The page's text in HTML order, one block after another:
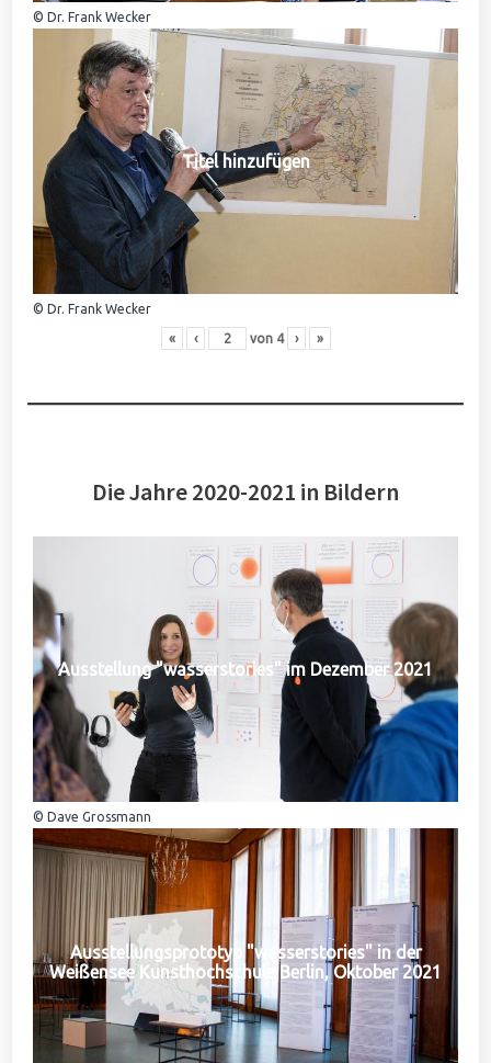
© Dr. Frank Wecker
Titel hinzufügen
© Dr. Frank Wecker
« ‹ von 4 › »
Die Jahre 2020-2021 in Bildern
Ausstellung "wasserstories" im Dezember 2021
© Dave Grossmann
Ausstellungsprototyp "wasserstories" in der
Weißensee Kunsthochschule Berlin, Oktober 2021